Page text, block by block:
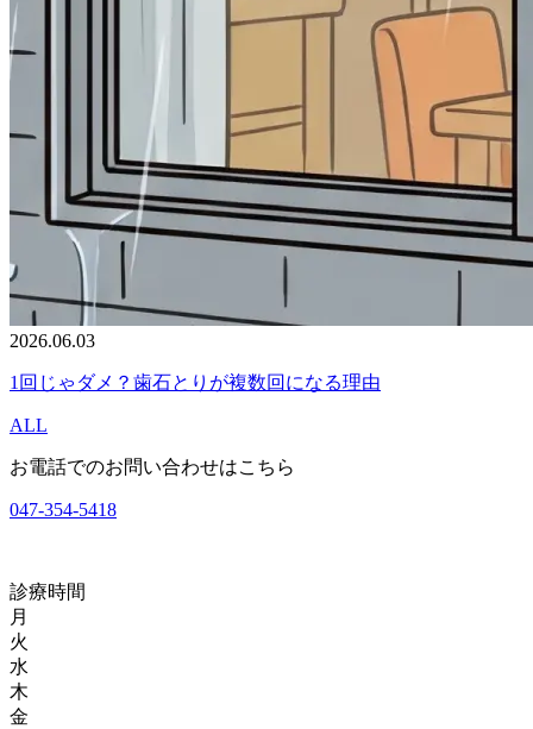
2026.06.03
1回じゃダメ？歯石とりが複数回になる理由
ALL
お電話でのお問い合わせはこちら
047-354-5418
診療時間
月
火
水
木
金